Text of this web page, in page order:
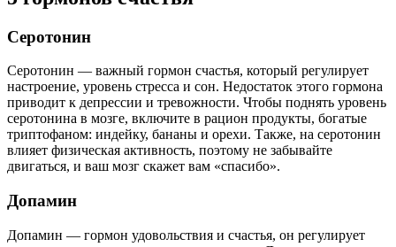
Серотонин
Серотонин — важный гормон счастья, который регулирует
настроение, уровень стресса и сон. Недостаток этого гормона
приводит к депрессии и тревожности. Чтобы поднять уровень
серотонина в мозге, включите в рацион продукты, богатые
триптофаном: индейку, бананы и орехи. Также, на серотонин
влияет физическая активность, поэтому не забывайте
двигаться, и ваш мозг скажет вам «спасибо».
Допамин
Допамин — гормон удовольствия и счастья, он регулирует